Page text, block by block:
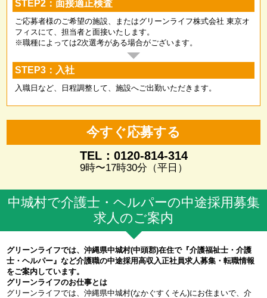
STEP2：面接適正検査
ご応募者様のご希望の施設、またはグリーンライフ株式会社 東京オ
フィスにて、担当者と面接いたします。
※職種によっては2次選考がある場合がございます。
STEP3：入社
入職日など、日程調整して、施設へご出勤いただきます。
今すぐ応募する
TEL：0120-814-314
9時〜17時30分（平日）
中城村で介護士・ヘルパーの中途採用募集
求人のご案内
グリーンライフでは、沖縄県中城村(中頭郡)在住で『介護福祉士・介護
士・ヘルパー』など介護職の中途採用高収入正社員求人募集・転職情報
をご案内しています。
グリーンライフのお仕事とは
グリーンライフでは、沖縄県中城村(なかぐすくそん)にお住まいで、介